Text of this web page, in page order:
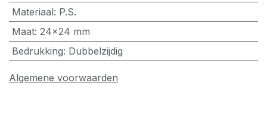
Materiaal: P.S.
Maat: 24x24 mm
Bedrukking: Dubbelzijdig
Algemene voorwaarden